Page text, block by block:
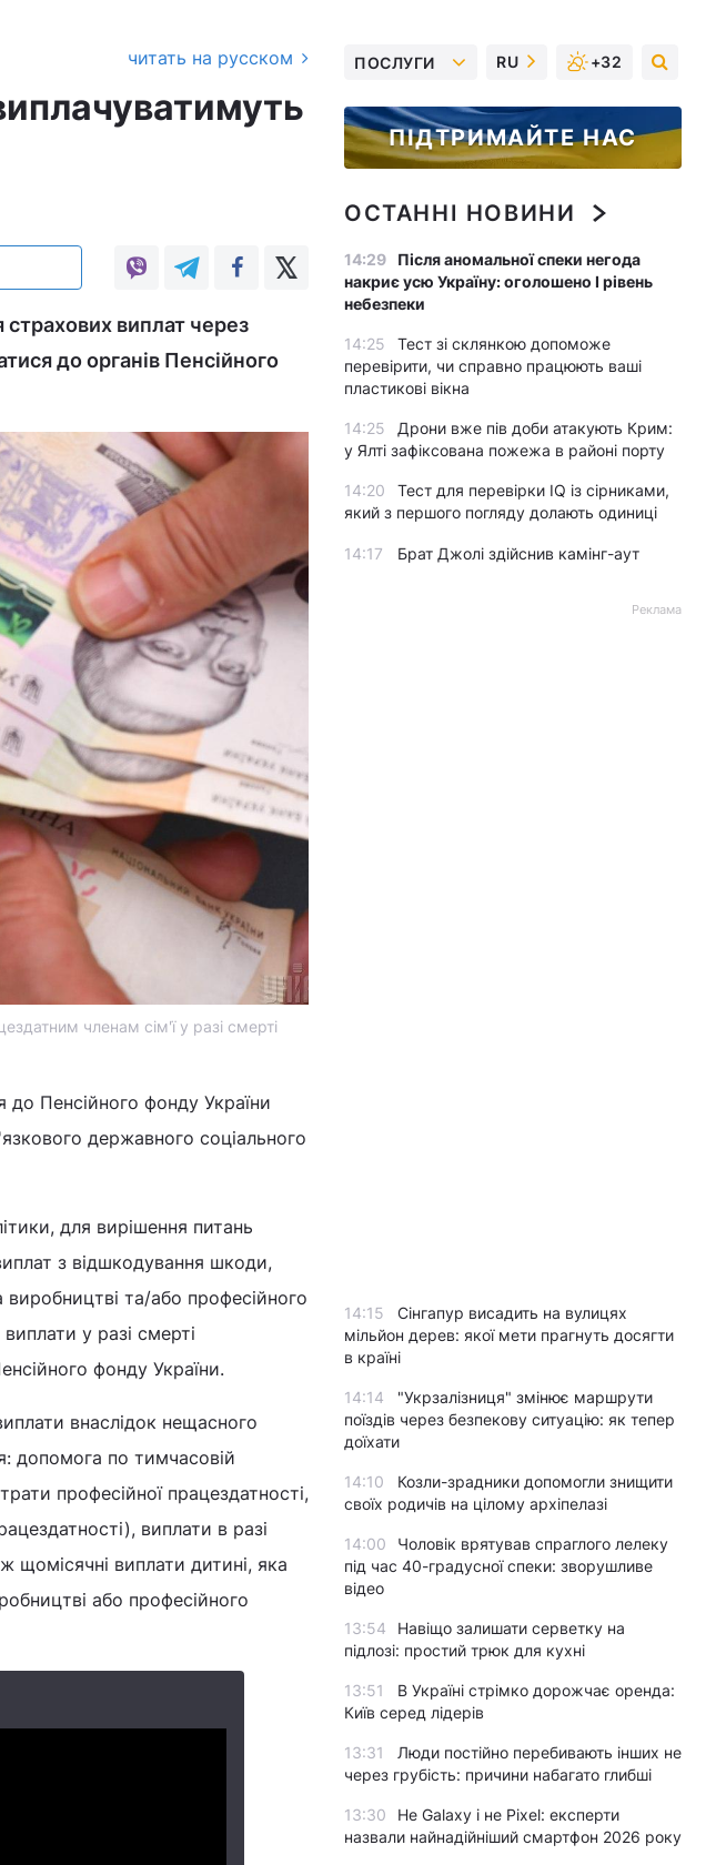
читать на русском
виплат через
до органів Пенсійного
членам сім'ї у разі смерті
Пенсійного фонду України
державного соціального
для вирішення питань
з відшкодування шкоди,
виробництві та/або професійного
у разі смерті
фонду України.
внаслідок нещасного
допомога по тимчасовій
професійної працездатності,
виплати в разі
щомісячні виплати дитині, яка
або професійного
ПОСЛУГИ RU +32
ПІДТРИМАЙТЕ НАС
ОСТАННІ НОВИНИ
14:29
Після аномальної спеки негода
накриє усю Україну: оголошено І рівень
небезпеки
14:25
Тест зі склянкою допоможе
перевірити, чи справно працюють ваші
пластикові вікна
14:25
Дрони вже пів доби атакують Крим:
у Ялті зафіксована пожежа в районі порту
14:20
Тест для перевірки IQ із сірниками,
який з першого погляду долають одиниці
14:17 Брат Джолі здійснив камінг-аут
Реклама
14:15
Сінгапур висадить на вулицях
мільйон дерев: якої мети прагнуть досягти
в країні
14:14
"Укрзалізниця" змінює маршрути
поїздів через безпекову ситуацію: як тепер
доїхати
14:10
Козли-зрадники допомогли знищити
своїх родичів на цілому архіпелазі
14:00
Чоловік врятував спраглого лелеку
під час 40-градусної спеки: зворушливе
відео
13:54
Навіщо залишати серветку на
підлозі: простий трюк для кухні
13:51
В Україні стрімко дорожчає оренда:
Київ серед лідерів
13:31
Люди постійно перебивають інших не
через грубість: причини набагато глибші
13:30
Не Galaxy і не Pixel: експерти
назвали найнадійніший смартфон 2026 року